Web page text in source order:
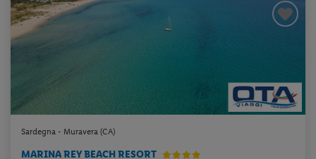
Sardegna - Muravera (CA)
MARINA REY BEACH RESORT